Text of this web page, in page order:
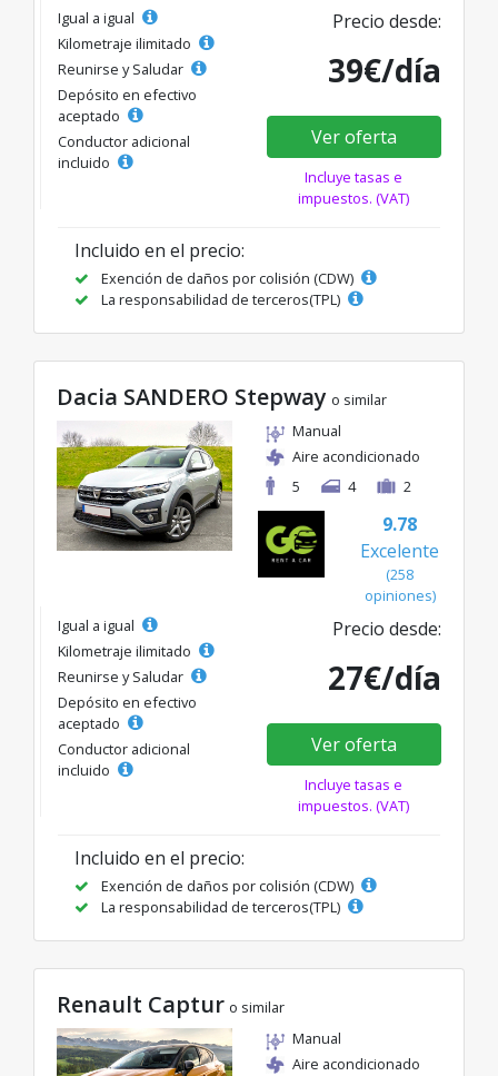
Igual a igual
Kilometraje ilimitado
Reunirse y Saludar
Depósito en efectivo
aceptado
Conductor adicional
incluido
Precio desde:
39€/día
Ver oferta
Incluye tasas e
impuestos. (VAT)
Incluido en el precio:
Exención de daños por colisión (CDW)
La responsabilidad de terceros(TPL)
Dacia SANDERO Stepway o similar
Manual
Aire acondicionado
5
4 2
9.78
Excelente
(258
opiniones)
Igual a igual
Kilometraje ilimitado
Reunirse y Saludar
Depósito en efectivo
aceptado
Conductor adicional
incluido
Precio desde:
27€/día
Ver oferta
Incluye tasas e
impuestos. (VAT)
Incluido en el precio:
Exención de daños por colisión (CDW)
La responsabilidad de terceros(TPL)
Renault Captur o similar
Manual
Aire acondicionado